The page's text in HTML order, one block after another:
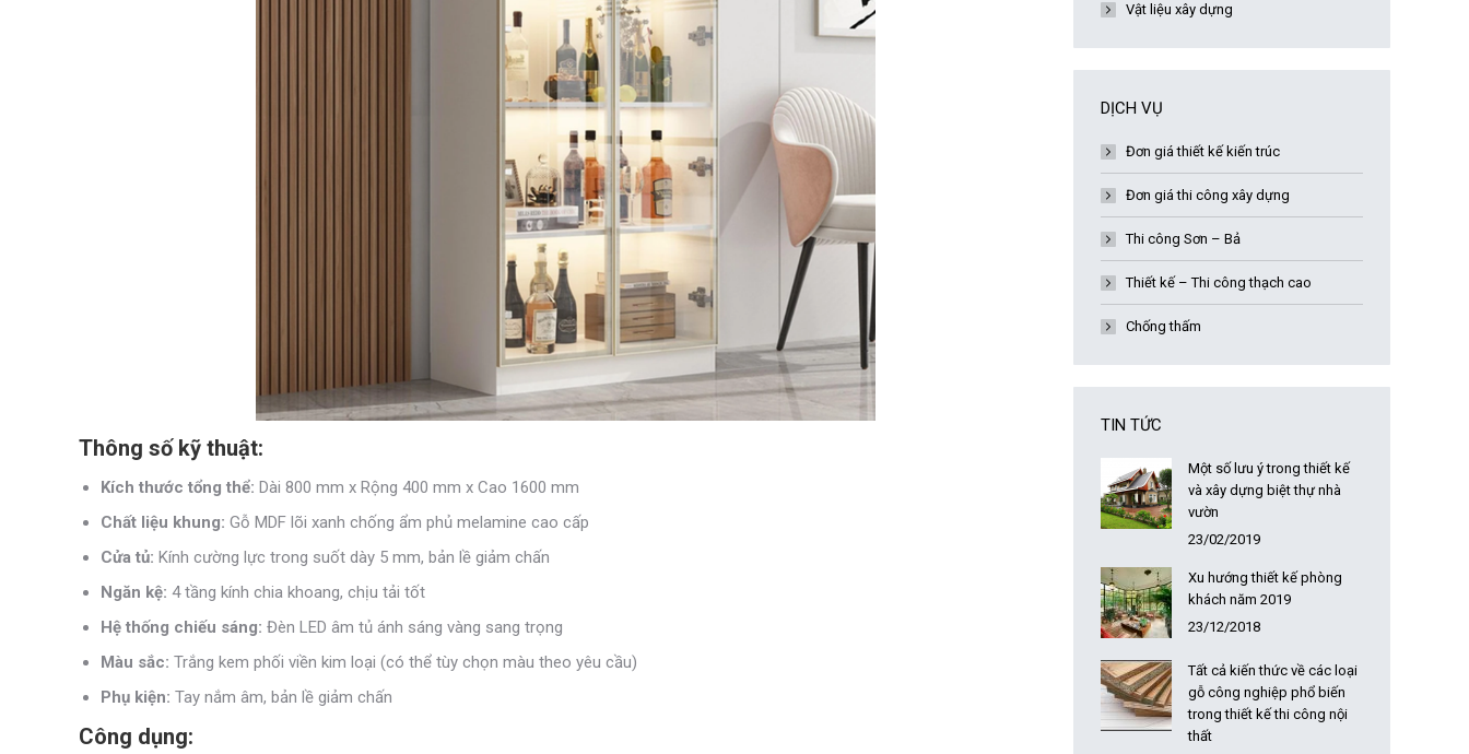
Thông số kỹ thuật:
Kích thước tổng thể: Dài 800 mm x Rộng 400 mm x Cao 1600 mm
Chất liệu khung: Gỗ MDF lõi xanh chống ẩm phủ melamine cao cấp
Cửa tủ: Kính cường lực trong suốt dày 5 mm, bản lề giảm chấn
Ngăn kệ: 4 tầng kính chia khoang, chịu tải tốt
Hệ thống chiếu sáng: Đèn LED âm tủ ánh sáng vàng sang trọng
Màu sắc: Trắng kem phối viền kim loại (có thể tùy chọn màu theo yêu cầu)
Phụ kiện: Tay nắm âm, bản lề giảm chấn
Công dụng:
Vật liệu xây dựng
DỊCH VỤ
Đơn giá thiết kế kiến trúc
Đơn giá thi công xây dựng
Thi công Sơn – Bả
Thiết kế – Thi công thạch cao
Chống thấm
TIN TỨC
Một số lưu ý trong thiết kế
và xây dựng biệt thự nhà
vườn
23/02/2019
Xu hướng thiết kế phòng
khách năm 2019
23/12/2018
Tất cả kiến thức về các loại
gỗ công nghiệp phổ biến
trong thiết kế thi công nội
thất